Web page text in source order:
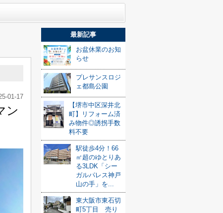
01-17
ン
最新記事
お盆休業のお知
らせ
プレサンスロジ
ェ都島公園
【堺市中区深井北
町】リフォーム済
み物件◎誘拐手数
料不要
駅徒歩4分！66
㎡超のゆとりあ
る3LDK「シー
ガルパレス神戸
山の手」を...
東大阪市東石切
町5丁目 売り